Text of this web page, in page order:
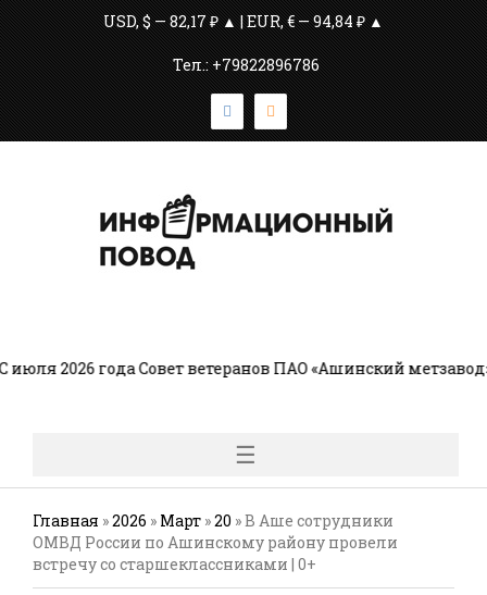
USD, $ — 82,17 ₽ ▲ | EUR, € — 94,84 ₽ ▲
Тел.: +79822896786
2026 года Совет ветеранов ПАО «Ашинский
☰
Главная »2026 » Март »20 » В Аше сотрудники
ОМВД России по Ашинскому району провели
встречу со старшеклассниками | 0+